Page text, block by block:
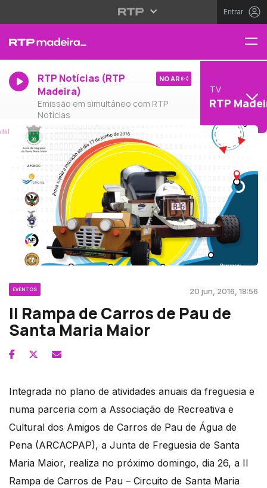
Entrar
RTP Notícias (RTP
Madeira)
Emissão em simultâneo com RTP
Notícias
NO AR
TV
RTP
EVENTOS 20 jun, 2016, 18:56
II Rampa de Carros de Pau de
Santa Maria Maior
Integrada no plano de atividades anuais da freguesia e
numa parceria com a Associação de Recreativa e
Cultural dos Amigos de Carros de Pau de Água de
Pena (ARCACPAP), a Junta de Freguesia de Santa
Maria Maior, realiza no próximo domingo, dia 26, a II
Rampa de Carros de Pau – Circuito de Santa Maria